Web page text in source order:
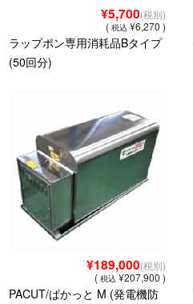
¥5,700(税別)
( 税込 ¥6,270 )
ラップポン専用消耗品Bタイプ
(50回分)
¥189,000(税別)
( 税込 ¥207,900 )
PACUT/ぱかっと M (発電機防